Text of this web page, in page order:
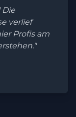
Die
verlief
Profis am